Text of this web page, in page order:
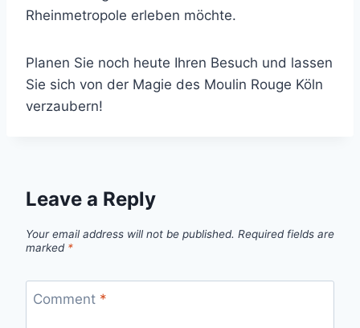
Rheinmetropole erleben möchte.
Planen Sie noch heute Ihren Besuch und lassen
Sie sich von der Magie des Moulin Rouge Köln
verzaubern!
Leave a Reply
Your email address will not be published. Required fields are
marked *
Comment *